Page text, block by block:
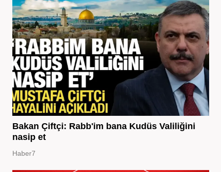
Bakan Çiftçi: Rabb'im bana Kudüs Valiliğini
nasip et
Haber7